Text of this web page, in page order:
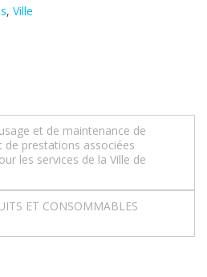
, Ville
et de maintenance de
prestations associées
les services de la Ville de
ET CONSOMMABLES